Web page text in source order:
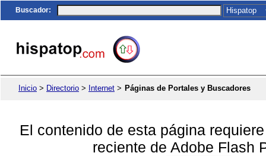
Buscador:
Inicio > Directorio > Internet > Páginas de Portales y Buscadores
El contenido de esta página
reciente de Adobe Flash